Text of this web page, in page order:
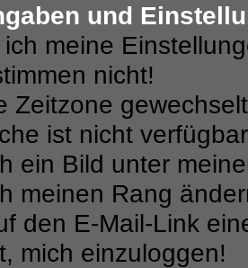
und
meine
nicht!
Zeitzone
ist nicht
ein Bild unter
meinen Rang
den E-Mail-Link
mich einzuloggen!